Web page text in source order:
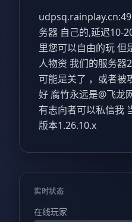
务器 自己的,延迟10-
里您可以自由的玩 但
人物资 我们的服务器
可能是关了 ，或者被
好 腐竹永远是@飞龙
有志向者可以私信我
版本1.26.10.x
实时状态
在线玩家